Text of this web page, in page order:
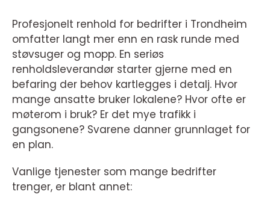
Profesjonelt renhold for bedrifter i Trondheim
omfatter langt mer enn en rask runde med
støvsuger og mopp. En seriøs
renholdsleverandør starter gjerne med en
befaring der behov kartlegges i detalj. Hvor
mange ansatte bruker lokalene? Hvor ofte er
møterom i bruk? Er det mye trafikk i
gangsonene? Svarene danner grunnlaget for
en plan.
Vanlige tjenester som mange bedrifter
trenger, er blant annet: